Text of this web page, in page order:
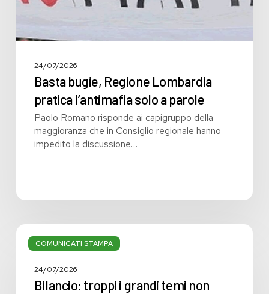
24/07/2026
Basta bugie, Regione Lombardia
pratica l’antimafia solo a parole
Paolo Romano risponde ai capigruppo della
maggioranza che in Consiglio regionale hanno
impedito la discussione…
COMUNICATI STAMPA
Bilancio:
troppi
grandi24/07/2026
Bilancio: troppi i grandi temi non